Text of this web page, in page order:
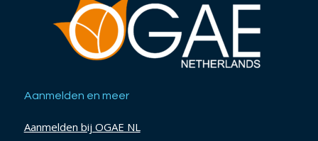
Aanmelden en meer
Aanmelden bij OGAE NL